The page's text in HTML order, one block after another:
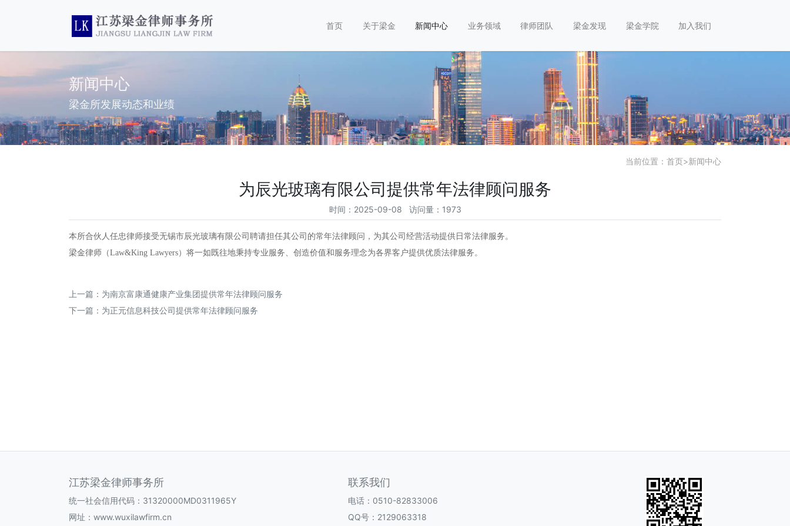
首页 关于梁金 新闻中心 业务领域 律师团队 梁金发现 梁金学院 加入我们
新闻中心
梁金所发展动态和业绩
当前位置： 首页>新闻中心
为辰光玻璃有限公司提供常年法律顾问服务
时间：2025-09-08 访问量：1973
本所合伙人任忠律师接受无锡市辰光玻璃有限公司聘请担任其公司的常年法律顾问，为其公司经营活动提供日常法律服务。
梁金律师（Law&King Lawyers）将一如既往地秉持专业服务、创造价值和服务理念为各界客户提供优质法律服务。
上一篇： 为南京富康通健康产业集团提供常年法律顾问服务
下一篇： 为正元信息科技公司提供常年法律顾问服务
江苏梁金律师事务所
统一社会信用代码：31320000MD0311965Y
网址： www.wuxilawfirm.cn
联系我们
电话：0510-82833006
QQ号：2129063318